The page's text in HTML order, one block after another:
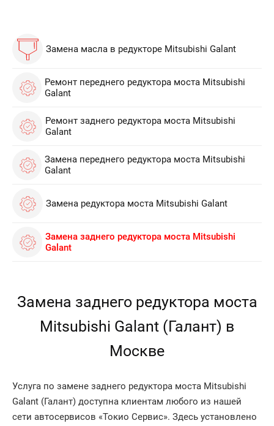
Замена масла в редукторе Mitsubishi Galant
Ремонт переднего редуктора моста Mitsubishi
Galant
Ремонт заднего редуктора моста Mitsubishi
Galant
Замена переднего редуктора моста Mitsubishi
Galant
Замена редуктора моста Mitsubishi Galant
Замена заднего редуктора моста Mitsubishi
Galant
Замена заднего редуктора моста
Mitsubishi Galant (Галант) в
Москве
Услуга по замене заднего редуктора моста Mitsubishi
Galant (Галант) доступна клиентам любого из нашей
сети автосервисов «Токио Сервис». Здесь установлено